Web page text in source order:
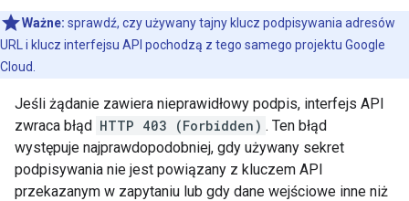
Ważne: sprawdź, czy używany tajny klucz podpisywania adresów
URL i klucz interfejsu API pochodzą z tego samego projektu Google
Cloud.
Jeśli żądanie zawiera nieprawidłowy podpis, interfejs API
zwraca błąd HTTP 403 (Forbidden) . Ten błąd
występuje najprawdopodobniej, gdy używany sekret
podpisywania nie jest powiązany z kluczem API
przekazanym w zapytaniu lub gdy dane wejściowe inne niż